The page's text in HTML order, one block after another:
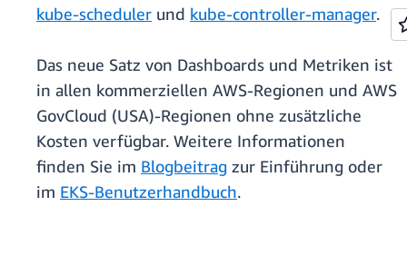
kube-scheduler und kube-controller-manager.
Das neue Satz von Dashboards und Metriken ist
in allen kommerziellen AWS-Regionen und AWS
GovCloud (USA)-Regionen ohne zusätzliche
Kosten verfügbar. Weitere Informationen
finden Sie im Blogbeitrag zur Einführung oder
im EKS-Benutzerhandbuch.